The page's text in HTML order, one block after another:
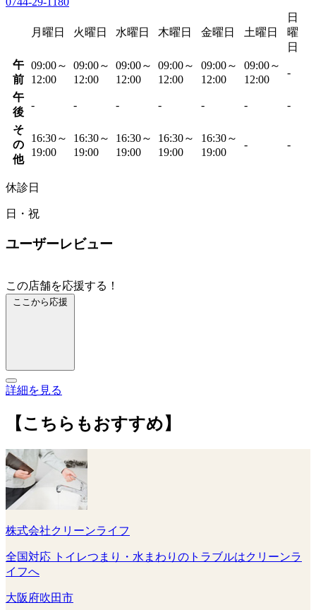
月曜日 火曜日 水曜日 木曜日 金曜日 土曜日
日
曜
日
午
前
09:00～
12:00
09:00～
12:00
09:00～
12:00
09:00～
12:00
09:00～
12:00
09:00～
12:00
-
午
後
- - - - - - -
そ
の
他
16:30～
19:00
16:30～
19:00
16:30～
19:00
16:30～
19:00
16:30～
19:00
- -
休診日
日・祝
ユーザーレビュー
この店舗を応援する！
ここから応援
詳細を見る
【こちらもおすすめ】
株式会社クリーンライフ
全国対応 トイレつまり・水まわりのトラブルはクリーンラ
イフへ
大阪府吹田市